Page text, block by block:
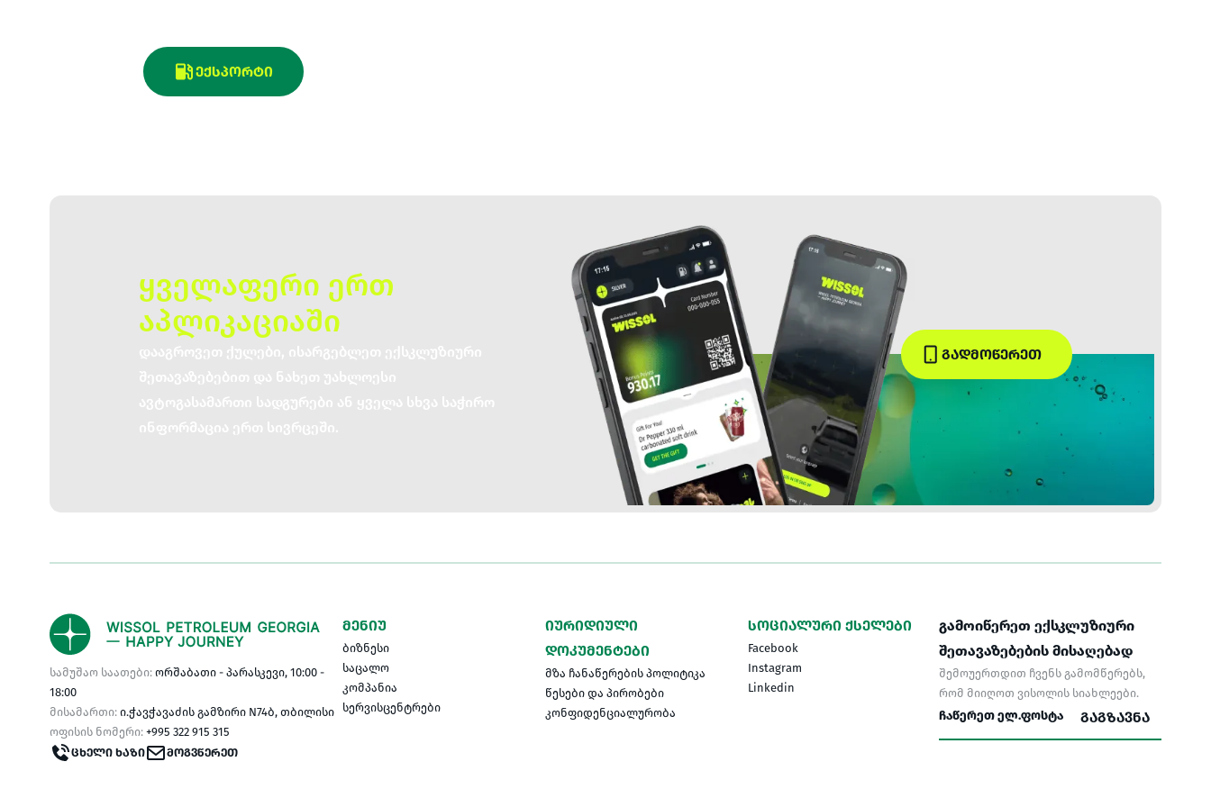
ᲔᲥᲡᲞᲝᲠᲢᲘ
ყველაფერი ერთ
აპლიკაციაში
ᲒᲐᲓᲛᲝᲬᲔᲠᲔᲗ
სამუშაო საათები: ორშაბათი - პარასკევი, 10:00 -
18:00
მისამართი: ი.ჭავჭავაძის გამზირი N74ბ, თბილისი
ოფისის ნომერი: +995 322 915 315
ᲪᲮᲔᲚᲘ ᲮᲐᲖᲘ
ᲛᲝᲒᲕᲬᲔᲠᲔᲗ
ᲛᲔᲜᲘᲣ
ბიზნესი
საცალო
კომპანია
სერვისცენტრები
ᲘᲣᲠᲘᲓᲘᲣᲚᲘ
ᲓᲝᲙᲣᲛᲔᲜᲢᲔᲑᲘ
მზა ჩანაწერების პოლიტიკა
წესები და პირობები
კონფიდენციალურობა
ᲡᲝᲪᲘᲐᲚᲣᲠᲘ ᲥᲡᲔᲚᲔᲑᲘ
Facebook
Instagram
Linkedin
გამოიწერეთ ექსკლუზიური
შეთავაზებების მისაღებად
შემოუერთდით ჩვენს გამომწერებს,
რომ მიიღოთ ვისოლის სიახლეები.
ᲒᲐᲒᲖᲐᲕᲜᲐ